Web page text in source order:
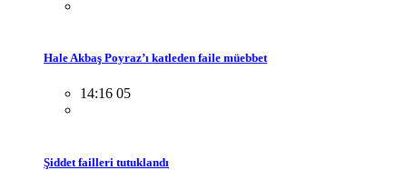
Hale Akbaş Poyraz’ı katleden faile müebbet
14:16 05
Şiddet failleri tutuklandı